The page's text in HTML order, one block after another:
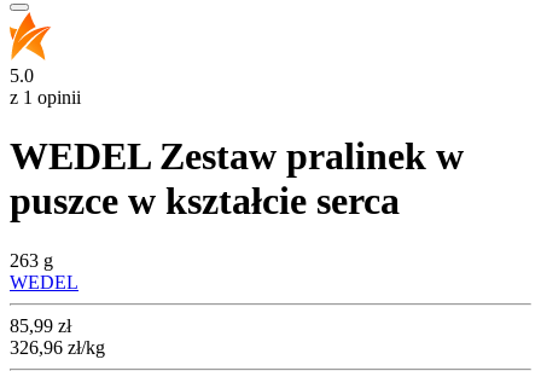
5.0
z 1 opinii
WEDEL Zestaw pralinek w
puszce w kształcie serca
263 g
WEDEL
Cena
85,99 zł
326,96 zł/kg